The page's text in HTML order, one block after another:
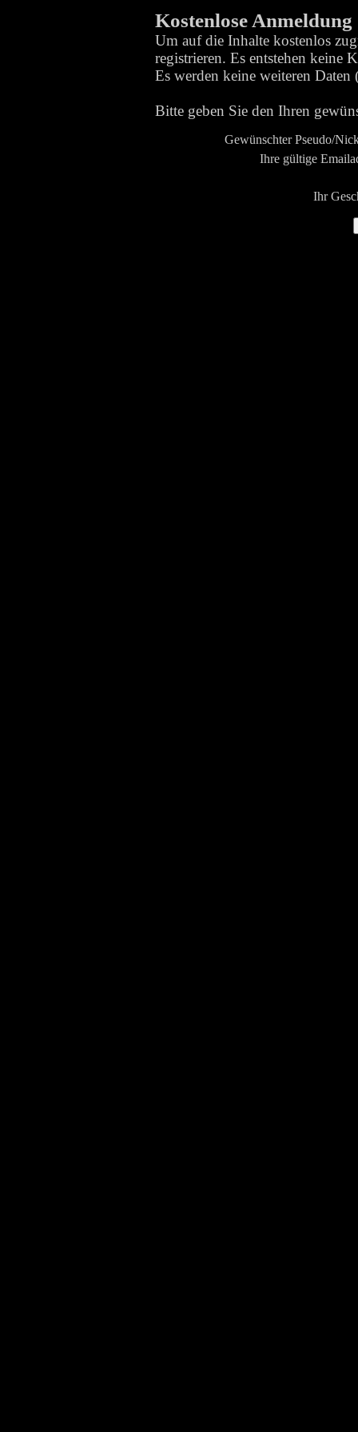
Kostenlose Anmeldung
Um auf die Inhalte kostenlos
registrieren. Es entstehen keine
Es werden keine weiteren Daten
Bitte geben Sie den Ihren
Gewünschter Pseudo/
Ihre gültige
Ihr